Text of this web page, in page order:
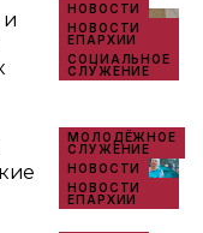
НОВОСТИ
НОВОСТИ
ЕПАРХИИ
СОЦИАЛЬНОЕ
СЛУЖЕНИЕ
и
МОЛОДЁЖНОЕ
СЛУЖЕНИЕ
НОВОСТИ
НОВОСТИ
ЕПАРХИИ